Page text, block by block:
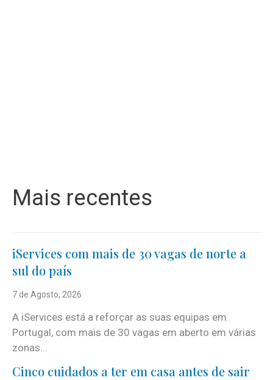
Mais recentes
iServices com mais de 30 vagas de norte a
sul do país
7 de Agosto, 2026
A iServices está a reforçar as suas equipas em
Portugal, com mais de 30 vagas em aberto em várias
zonas...
Cinco cuidados a ter em casa antes de sair